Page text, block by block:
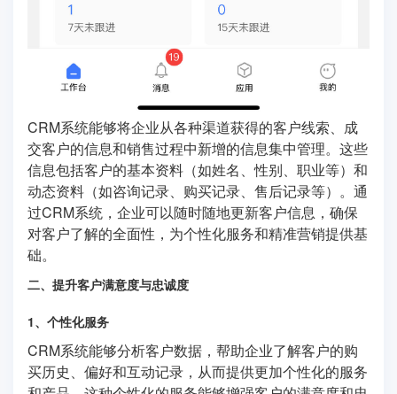
CRM系统能够将企业从各种渠道获得的客户线索、成
交客户的信息和销售过程中新增的信息集中管理。这些
信息包括客户的基本资料（如姓名、性别、职业等）和
动态资料（如咨询记录、购买记录、售后记录等）。通
过CRM系统，企业可以随时随地更新客户信息，确保
对客户了解的全面性，为个性化服务和精准营销提供基
础。
二、提升客户满意度与忠诚度
1、个性化服务
CRM系统能够分析客户数据，帮助企业了解客户的购
买历史、偏好和互动记录，从而提供更加个性化的服务